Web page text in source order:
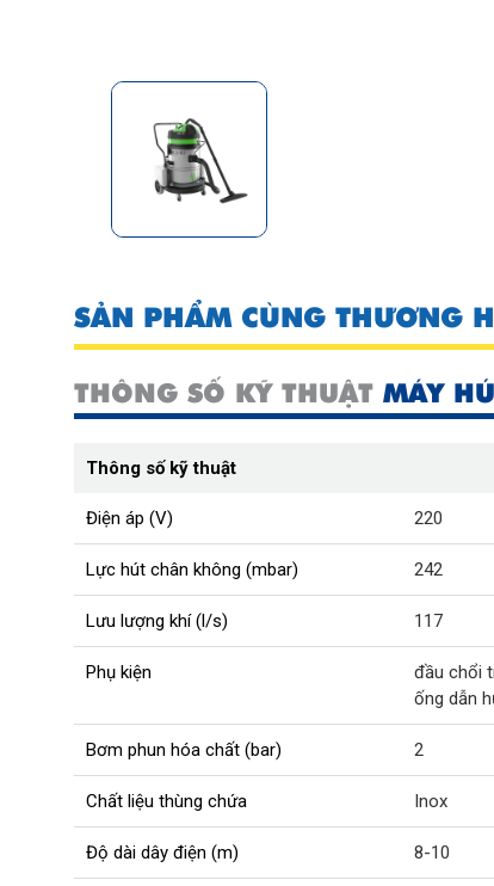
SẢN PHẨM CÙNG THƯƠNG
THÔNG SỐ KỸ THUẬT MÁY
Thông số kỹ thuật
Điện áp (V) 220
Lực hút chân không (mbar) 242
Lưu lượng khí (l/s) 117
Phụ kiện đầu chổi
ống dẫn
Bơm phun hóa chất (bar) 2
Chất liệu thùng chứa Inox
Độ dài dây điện (m) 8-10